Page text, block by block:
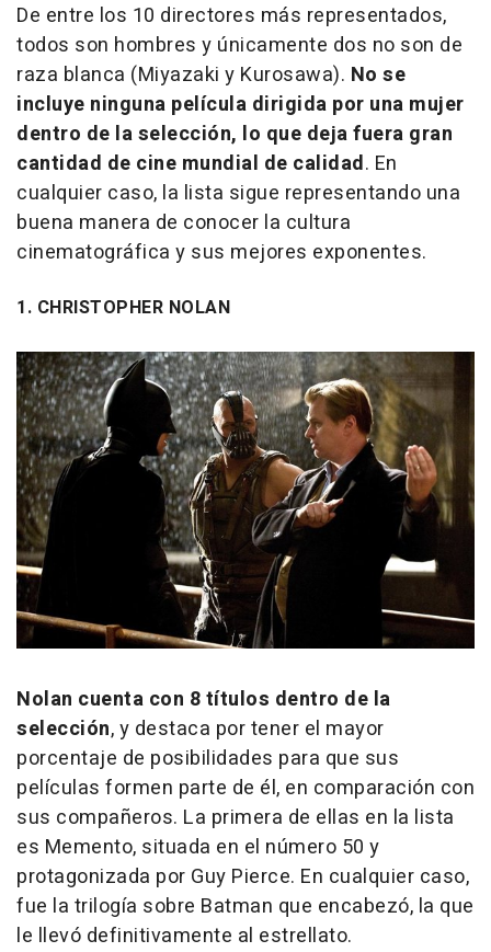
De entre los 10 directores más representados,
todos son hombres y únicamente dos no son de
raza blanca (Miyazaki y Kurosawa). No se
incluye ninguna película dirigida por una mujer
dentro de la selección, lo que deja fuera gran
cantidad de cine mundial de calidad. En
cualquier caso, la lista sigue representando una
buena manera de conocer la cultura
cinematográfica y sus mejores exponentes.
1. CHRISTOPHER NOLAN
Nolan cuenta con 8 títulos dentro de la
selección, y destaca por tener el mayor
porcentaje de posibilidades para que sus
películas formen parte de él, en comparación con
sus compañeros. La primera de ellas en la lista
es Memento, situada en el número 50 y
protagonizada por Guy Pierce. En cualquier caso,
fue la trilogía sobre Batman que encabezó, la que
le llevó definitivamente al estrellato.